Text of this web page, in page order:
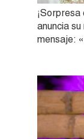
¡Sorpresa
anuncia
mensaje: